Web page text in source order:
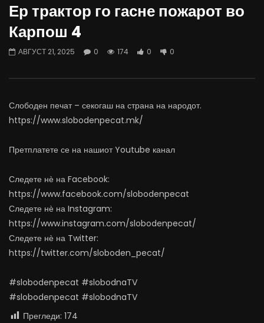
09:38
07.08.2026
0
1.5K 16 0
06.08.2026
0
1.1K 11
Ер трактор го гасне пожарот во
Карпош 4
АВГУСТ 21, 2025 0 174 0 0
Слободен печат – секогаш на страна на народот.
https://www.slobodenpecat.mk/
Претплатете се на нашиот Youtube канал
Следете нѐ на Facebook:
https://www.facebook.com/slobodenpecat
Следете нѐ на Instagram:
https://www.instagram.com/slobodenpecat/
Следете нѐ на Twitter:
https://twitter.com/sloboden_pecat/
#slobodenpecat #slobodnaTV
#slobodenpecat #slobodnaTV
Прегледи: 174